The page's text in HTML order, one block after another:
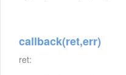
callback(ret,err)
ret: